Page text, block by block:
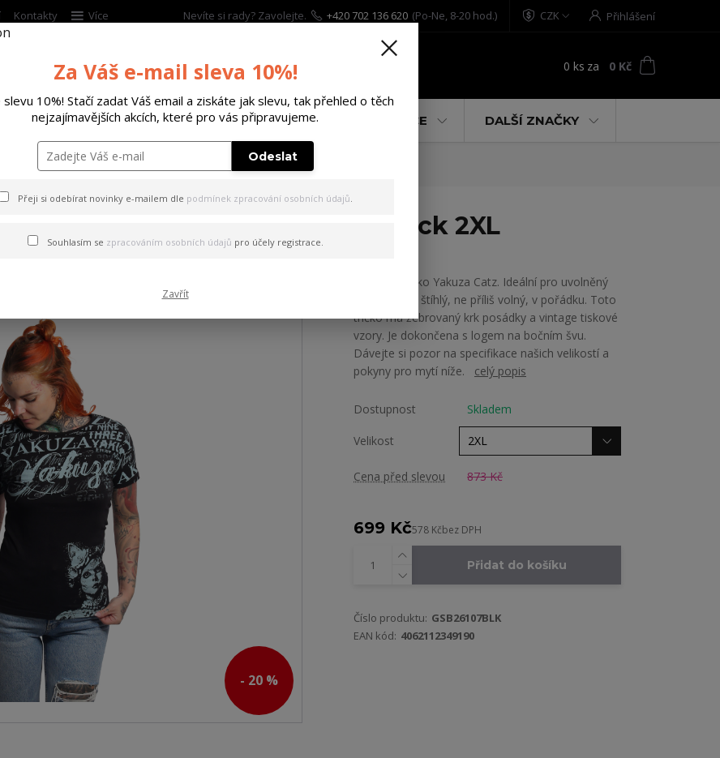
Kontakty Více CZK Přihlášení
Nevíte si rady? Zavolejte. +420 702 136 620 (Po-Ne, 8-20 hod.)
0 ks za 0 Kč
DOPLŇKY DÁRKOVÉ POUKAZY % AKCE DALŠÍ ZNAČKY
Catz Urban Crew Neck T-Shirt black 2XL
Urban Crew Neck T-Shirt black 2XL
- 20 %
Dámské tričko Yakuza Catz. Ideální pro uvolněný
styl: ne příliš štíhlý, ne příliš volný, v pořádku. Toto
tričko má žebrovaný krk posádky a vintage tiskové
vzory. Je dokončena s logem na bočním švu.
Dávejte si pozor na specifikace našich velikostí a
pokyny pro mytí níže. celý popis
Dostupnost Skladem
Velikost
Cena před slevou 873 Kč
699 Kč578 Kčbez DPH
Přidat do košíku
Číslo produktu: GSB26107BLK
EAN kód: 4062112349190
Za Váš e-mail sleva 10%!
10%! Stačí zadat Váš email a ziskáte jak slevu, tak přehled o těch
nejzajímavějších akcích, které pro vás připravujeme.
Odeslat
Přeji si odebírat novinky e-mailem dle podmínek zpracování osobních údajů.
Souhlasím se zpracováním osobních údajů pro účely registrace.
Zavřít